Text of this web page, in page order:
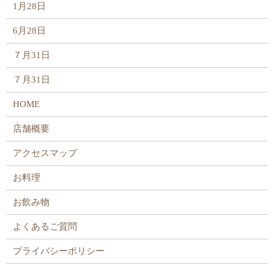
1月28日
6月28日
７月31日
７月31日
HOME
店舗概要
アクセスマップ
お料理
お飲み物
よくあるご質問
プライバシーポリシー